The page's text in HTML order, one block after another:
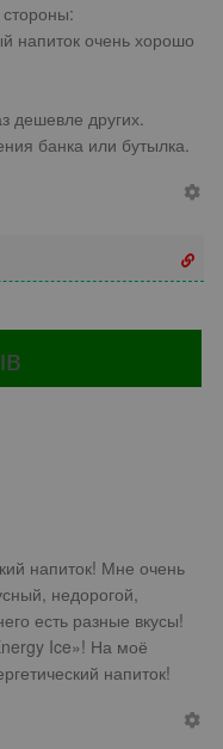
напиток очень хорошо
дешевле других.
банка или бутылка.
напиток! Мне очень
недорогой,
есть разные вкусы!
Ice»! На моё
напиток!